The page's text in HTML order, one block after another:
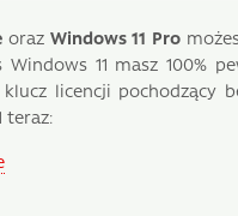
oraz Windows 11 Pro
11 masz 100%
licencji pochodzący
teraz: